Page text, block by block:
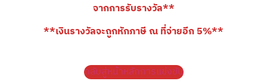
จากการรับรางวัล**
**เงินรางวัลจะถูกหักภาษี ณ ที่จ่ายอีก 5%**
กลับสู่หน้าหลักการแข่งขัน